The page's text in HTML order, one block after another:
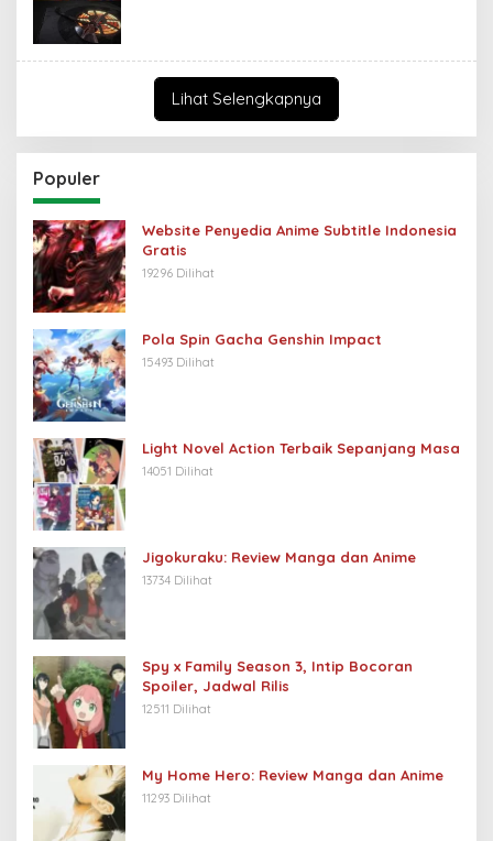
Lihat Selengkapnya
Populer
Website Penyedia Anime Subtitle Indonesia
Gratis
19296 Dilihat
Pola Spin Gacha Genshin Impact
15493 Dilihat
Light Novel Action Terbaik Sepanjang Masa
14051 Dilihat
Jigokuraku: Review Manga dan Anime
13734 Dilihat
Spy x Family Season 3, Intip Bocoran
Spoiler, Jadwal Rilis
12511 Dilihat
My Home Hero: Review Manga dan Anime
11293 Dilihat